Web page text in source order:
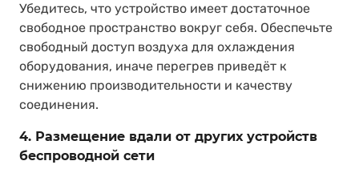
Убедитесь, что устройство имеет достаточное
свободное пространство вокруг себя. Обеспечьте
свободный доступ воздуха для охлаждения
оборудования, иначе перегрев приведёт к
снижению производительности и качеству
соединения.
4. Размещение вдали от других устройств
беспроводной сети